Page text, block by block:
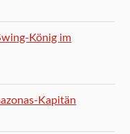
König im
Kapitän